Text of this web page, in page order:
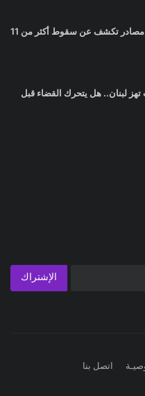
مجزرة في الجنوب: مصادر تكشف عن سقوط أكثر من 11
تهز لبنان.. هل يتحرك القضاء قبل
الإشتراك
اتصل بنا